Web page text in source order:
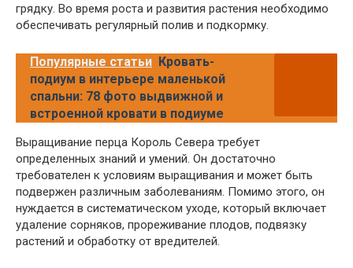
грядку. Во время роста и развития растения необходимо
обеспечивать регулярный полив и подкормку.
Популярные статьи Кровать-
подиум в интерьере маленькой
спальни: 78 фото выдвижной и
встроенной кровати в подиуме
Выращивание перца Король Севера требует
определенных знаний и умений. Он достаточно
требователен к условиям выращивания и может быть
подвержен различным заболеваниям. Помимо этого, он
нуждается в систематическом уходе, который включает
удаление сорняков, прореживание плодов, подвязку
растений и обработку от вредителей.